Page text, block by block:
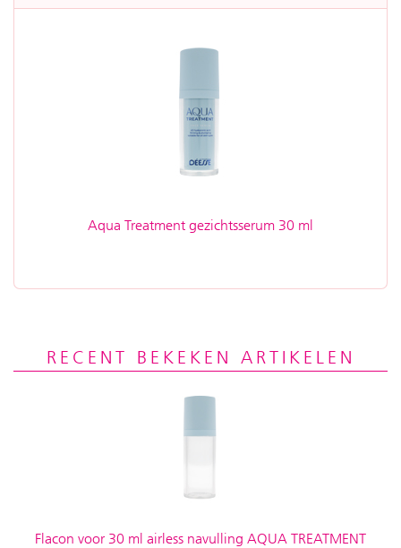
Aqua Treatment gezichtsserum 30 ml
RECENT BEKEKEN ARTIKELEN
Flacon voor 30 ml airless navulling AQUA TREATMENT